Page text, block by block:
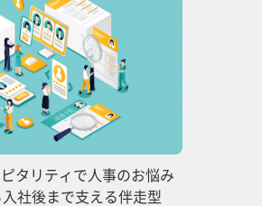
タリティで人事のお悩み
社後まで支える伴走型